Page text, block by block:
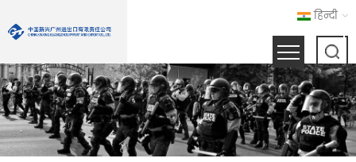
हिन्दी